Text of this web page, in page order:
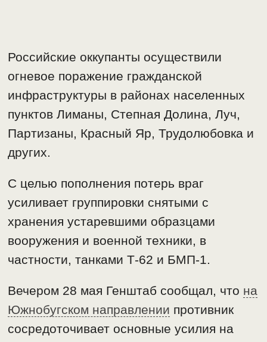
Российские оккупанты осуществили
огневое поражение гражданской
инфраструктуры в районах населенных
пунктов Лиманы, Степная Долина, Луч,
Партизаны, Красный Яр, Трудолюбовка и
других.
С целью пополнения потерь враг
усиливает группировки снятыми с
хранения устаревшими образцами
вооружения и военной техники, в
частности, танками Т-62 и БМП-1.
Вечером 28 мая Генштаб сообщал, что на
Южнобугском направлении противник
сосредоточивает основные усилия на